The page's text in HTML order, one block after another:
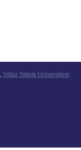
, Yıldız Teknik Üniversitesi